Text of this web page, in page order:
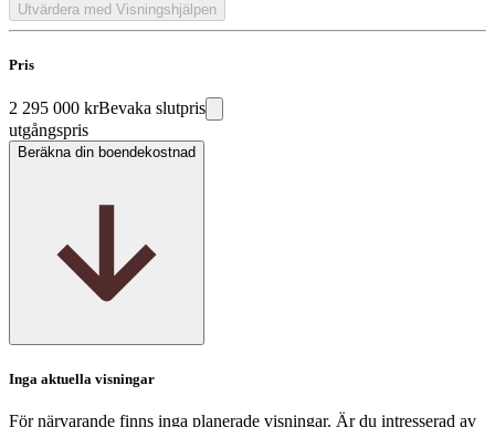
Utvärdera med Visningshjälpen
Pris
2 295 000 krBevaka slutpris
utgångspris
Beräkna din boendekostnad
Inga aktuella visningar
För närvarande finns inga planerade visningar. Är du intresserad av